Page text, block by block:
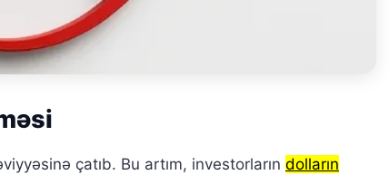
çatıb. Bu artım, investorların dolların